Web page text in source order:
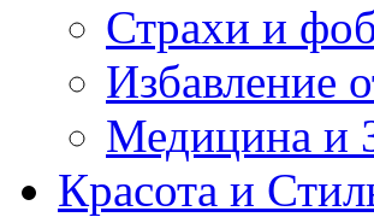
Страхи и
Избавление
Медицина и
Красота и